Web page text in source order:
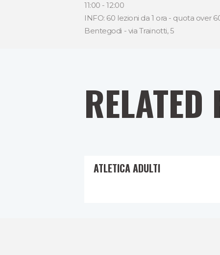
11:00 -12:00
INFO: 60 lezioni da 1 ora - quota over
Bentegodi - via Trainotti, 5
RELATED
ATLETICA ADULTI